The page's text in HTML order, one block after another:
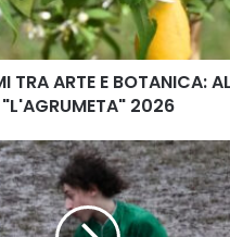
TRA ARTE E BOTANICA:
"L'AGRUMETA" 2026